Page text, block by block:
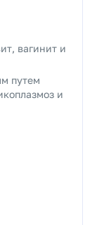
вагинит и
путем
и